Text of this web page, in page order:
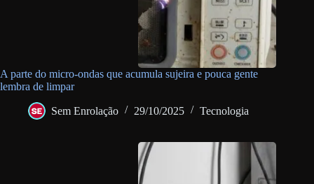
A parte do micro-ondas que acumula sujeira e pouca gente
lembra de limpar
Sem Enrolação 29/10/2025 Tecnologia